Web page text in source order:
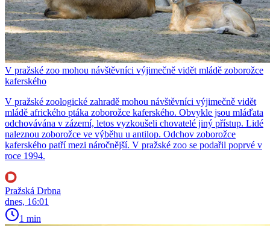
V pražské zoo mohou návštěvníci výjimečně vidět mládě zoborožce
kaferského
V pražské zoologické zahradě mohou návštěvníci výjimečně vidět
mládě afrického ptáka zoborožce kaferského. Obvykle jsou mláďata
odchovávána v zázemí, letos vyzkoušeli chovatelé jiný přístup. Lidé
naleznou zoborožce ve výběhu u antilop. Odchov zoborožce
kaferského patří mezi náročnější. V pražské zoo se podařil poprvé v
roce 1994.
Pražská Drbna
dnes, 16:01
1 min